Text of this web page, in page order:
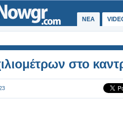
ΝΕΑ
στο